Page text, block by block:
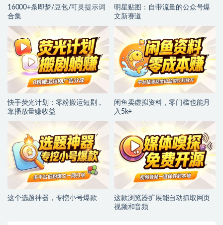
16000+条即梦/豆包/可灵提示词
合集
明星贴图：自带流量的公众号爆
文新赛道
快手荧光计划：零粉搬运短剧，
靠播放量赚收益
闲鱼卖虚拟资料，零门槛也能月
入5k+
这个选题神器，专挖小号爆款
这款浏览器扩展能自动抓取网页
视频和音频